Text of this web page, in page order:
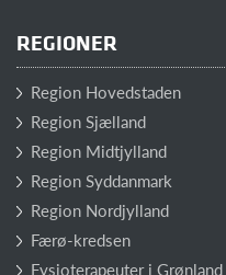
REGIONER
Region Hovedstaden
Region Sjælland
Region Midtjylland
Region Syddanmark
Region Nordjylland
Færø-kredsen
Fysioterapeuter i Grønland